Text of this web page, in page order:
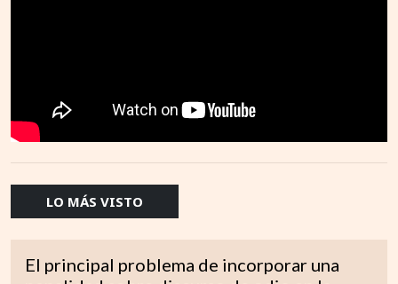
LO MÁS VISTO
El principal problema de incorporar una